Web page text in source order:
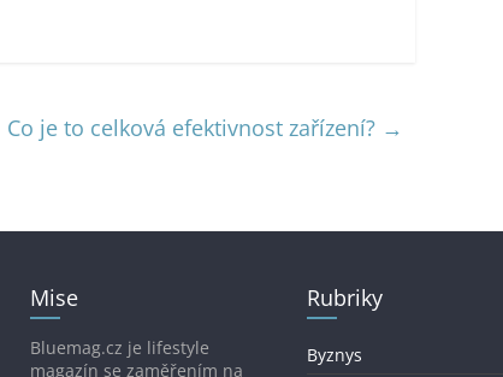
Co je to celková efektivnost zařízení? →
Mise
Bluemag.cz je lifestyle
magazín se zaměřením na
Rubriky
Byznys